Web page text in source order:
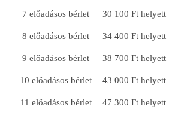
7 előadásos bérlet 30 100 Ft helyett
8 előadásos bérlet 34 400 Ft helyett
9 előadásos bérlet 38 700 Ft helyett
10 előadásos bérlet 43 000 Ft helyett
11 előadásos bérlet 47 300 Ft helyett